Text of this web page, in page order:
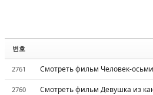
번호
2761 Смотреть фильм Человек-
2760 Смотреть фильм Девушка из